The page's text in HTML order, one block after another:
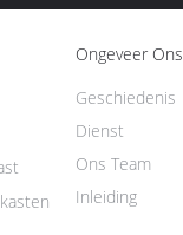
Ongeveer Ons
Inleiding
Geschiedenis
Dienst
Ons Team